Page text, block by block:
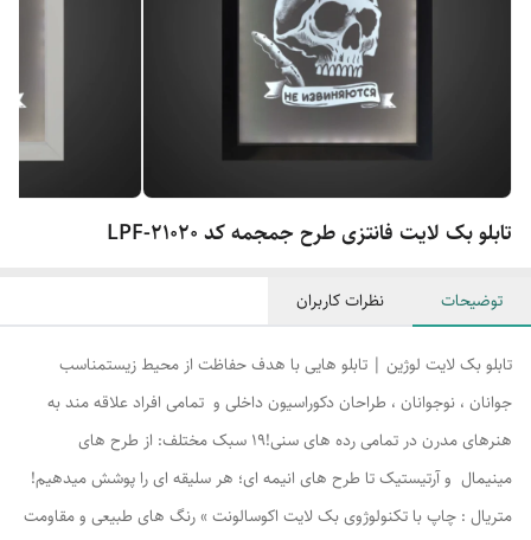
تابلو بک لایت فانتزی طرح جمجمه کد LPF-21020
توضیحات نظرات کاربران
تابلو بک لایت لوژین | تابلو هایی با هدف حفاظت از محیط زیستمناسب
جوانان ، نوجوانان ، طراحان دکوراسیون داخلی و تمامی افراد علاقه مند به
هنرهای مدرن در تمامی رده های سنی!۱۹ سبک مختلف: از طرح های
مینیمال و آرتیستیک تا طرح های انیمه ای؛ هر سلیقه ای را پوشش میدهیم!
متریال : چاپ با تکنولوژوی بک لایت اکوسالونت » رنگ های طبیعی و مقاومت